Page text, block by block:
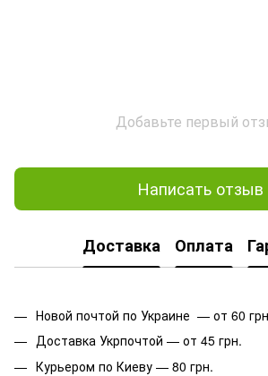
Добавьте первый
Написать отзыв
Доставка Оплата
Новой почтой по Украине — от 60
Доставка Укрпочтой — от 45 грн.
Курьером по Киеву — 80 грн.